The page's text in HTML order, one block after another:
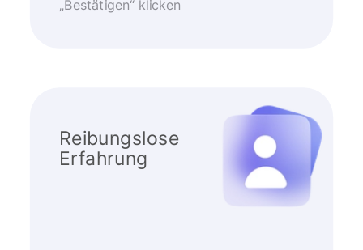
„Bestätigen“ klicken
Reibungslose
Erfahrung